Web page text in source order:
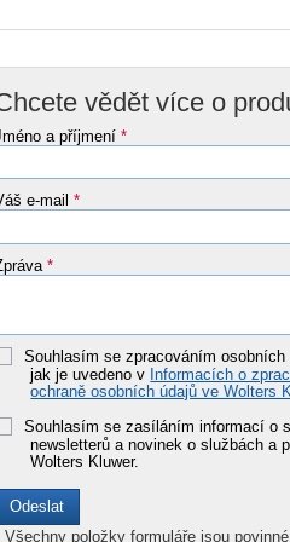
vědět více o
a příjmení*
e-mail*
*
Souhlasím se zpracováním osobních
jak je uvedeno v Informacích o
ochraně osobních údajů ve Wolters
Souhlasím se zasíláním informací o
newsletterů a novinek o službách a
Wolters Kluwer.
Všechny položky formuláře jsou povinné.